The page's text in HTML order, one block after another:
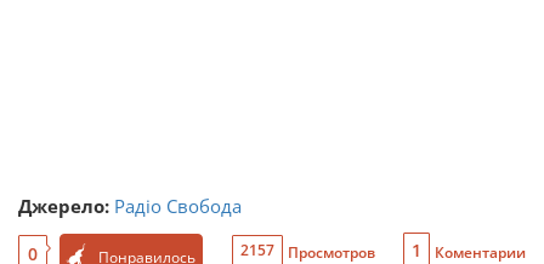
Джерело: Радіо Свобода
0 Понравилось 2157 Просмотров 1 Коментарии